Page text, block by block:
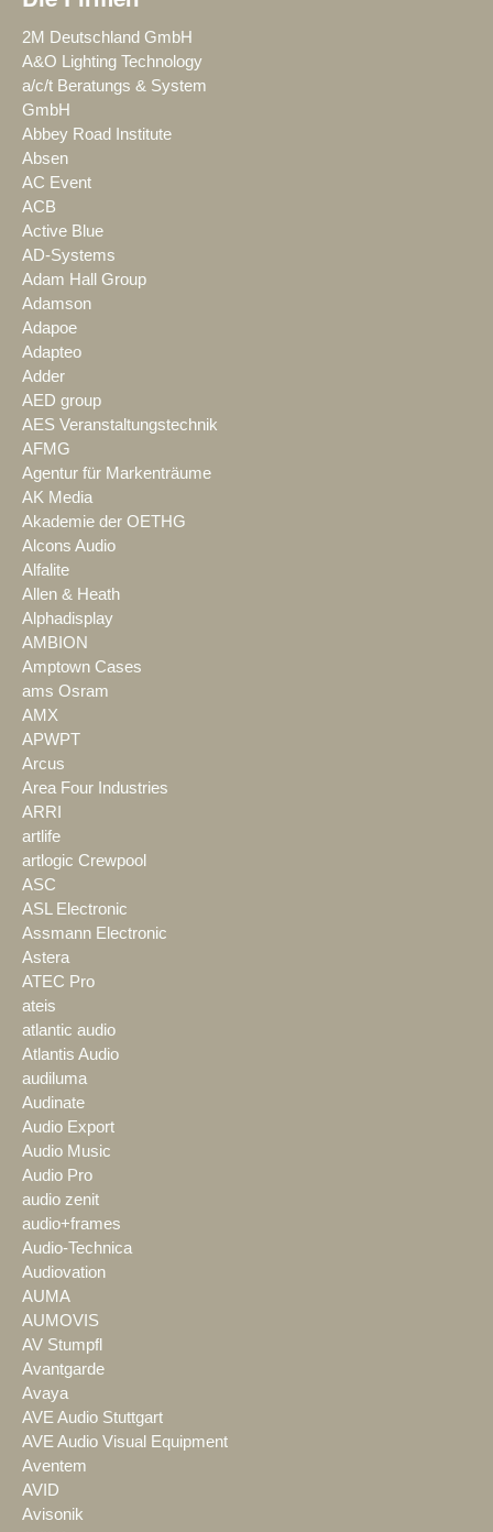
2M Deutschland GmbH
A&O Lighting Technology
a/c/t Beratungs & System
GmbH
Abbey Road Institute
Absen
AC Event
ACB
Active Blue
AD-Systems
Adam Hall Group
Adamson
Adapoe
Adapteo
Adder
AED group
AES Veranstaltungstechnik
AFMG
Agentur für Markenträume
AK Media
Akademie der OETHG
Alcons Audio
Alfalite
Allen & Heath
Alphadisplay
AMBION
Amptown Cases
ams Osram
AMX
APWPT
Arcus
Area Four Industries
ARRI
artlife
artlogic Crewpool
ASC
ASL Electronic
Assmann Electronic
Astera
ATEC Pro
ateis
atlantic audio
Atlantis Audio
audiluma
Audinate
Audio Export
Audio Music
Audio Pro
audio zenit
audio+frames
Audio-Technica
Audiovation
AUMA
AUMOVIS
AV Stumpfl
Avantgarde
Avaya
AVE Audio Stuttgart
AVE Audio Visual Equipment
Aventem
AVID
Avisonik